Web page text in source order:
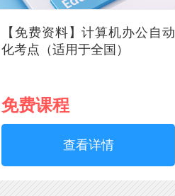
【免费资料】计算机办公自动
化考点（适用于全国）
免费课程
查看详情